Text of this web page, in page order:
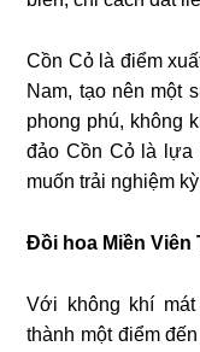
Cồn Cỏ là điểm
Nam, tạo nên một
phong phú, không
đảo Cồn Cỏ là lựa
muốn trải nghiệm
Đồi hoa Miền Viên
Với không khí
thành một điểm